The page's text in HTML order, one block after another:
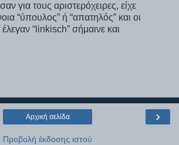
για τους αριστερόχειρες, είχε
“ύπουλος” ή “απατηλός” και οι
“linkisch” σήμαινε και
›
Αρχική σελίδα
Προβολή έκδοσης ιστού